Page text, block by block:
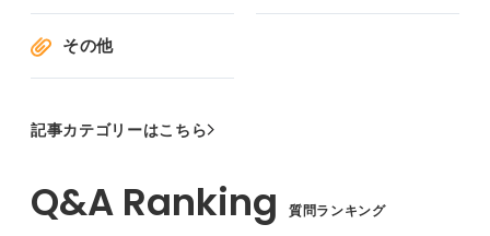
その他
記事カテゴリーはこちら
質問ランキング